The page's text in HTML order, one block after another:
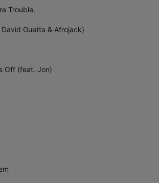
Trouble.
David Guetta & Afrojack)
Off (feat. Jon)